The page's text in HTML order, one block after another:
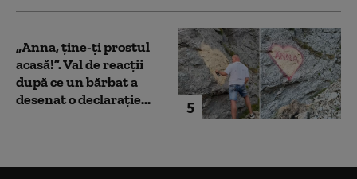
5
„Anna, ţine-ţi prostul
acasă!”. Val de reacții
după ce un bărbat a
desenat o declarație...